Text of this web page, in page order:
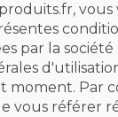
vous
par la société
moment. Par
vous référer